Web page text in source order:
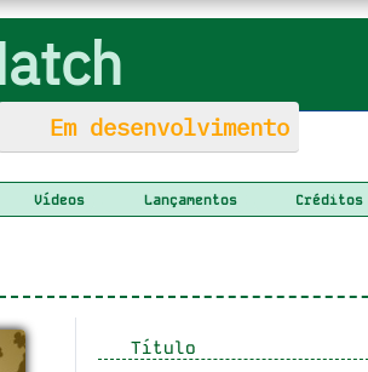
Em desenvolvimento
Vídeos Lançamentos Créditos
Título